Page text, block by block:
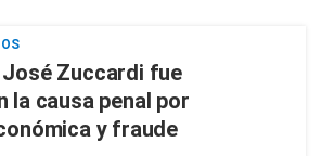
José Zuccardi fue
la causa penal por
y fraude